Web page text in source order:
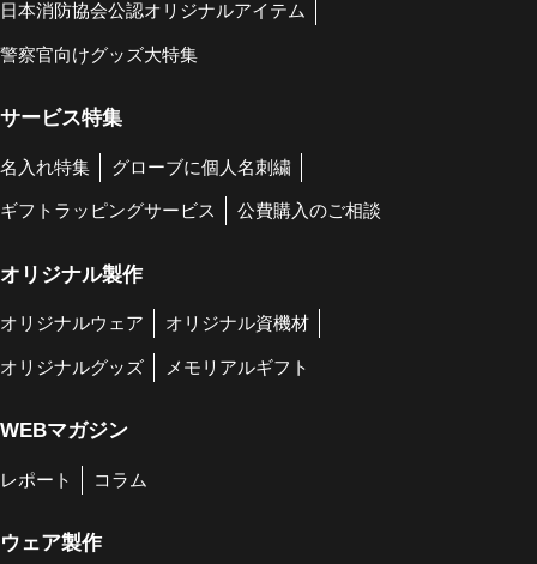
日本消防協会公認オリジナルアイテム
警察官向けグッズ大特集
サービス特集
名入れ特集 グローブに個人名刺繍
ギフトラッピングサービス 公費購入のご相談
オリジナル製作
オリジナルウェア オリジナル資機材
オリジナルグッズ メモリアルギフト
WEBマガジン
レポート コラム
ウェア製作